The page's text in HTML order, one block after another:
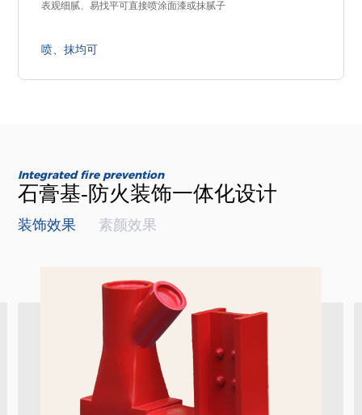
表观细腻、易找平可直接喷涂面漆或抹腻子
喷、抹均可
Integrated fire prevention
石膏基-防火装饰一体化设计
装饰效果 素颜效果